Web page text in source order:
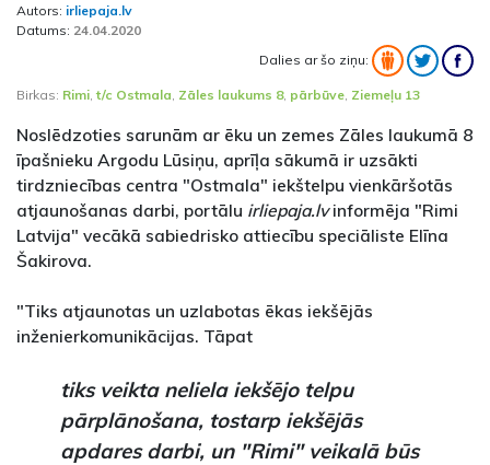
Autors: irliepaja.lv
Datums: 24.04.2020
Dalies ar šo ziņu:
Birkas: Rimi ,t/c Ostmala Zāles laukums 8, pārbūve Ziemeļu 13
Noslēdzoties sarunām ar ēku un zemes Zāles laukumā 8
īpašnieku Argodu Lūsiņu, aprīļa sākumā ir uzsākti
tirdzniecības centra "Ostmala" iekštelpu vienkāršotās
atjaunošanas darbi, portālu irliepaja.lvinformēja "Rimi
Latvija" vecākā sabiedrisko attiecību speciāliste Elīna
Šakirova.
"Tiks atjaunotas un uzlabotas ēkas iekšējās
inženierkomunikācijas. Tāpat
tiks veikta neliela iekšējo telpu
pārplānošana, tostarp iekšējās
apdares darbi, un "Rimi" veikalā būs